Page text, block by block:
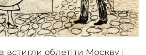
встигли облетіти Москву і